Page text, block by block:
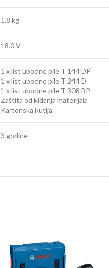
1.8 kg
18.0 V
1 x list ubodne pile T 144 DP
1 x list ubodne pile T 244 D
1 x list ubodne pile T 308 BP
Zaštita od kidanja materijala
Kartonska kutija
3 godine